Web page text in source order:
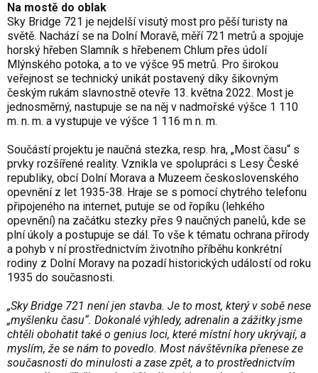
Na mostě do oblak
Sky Bridge 721 je nejdelší visutý most pro pěší turisty na
světě. Nachází se na Dolní Moravě, měří 721 metrů a spojuje
horský hřeben Slamník s hřebenem Chlum přes údolí
Mlýnského potoka, a to ve výšce 95 metrů. Pro širokou
veřejnost se technický unikát postavený díky šikovným
českým rukám slavnostně otevře 13. května 2022. Most je
jednosměrný, nastupuje se na něj v nadmořské výšce 1 110
m. n. m. a vystupuje ve výšce 1 116 m n. m.
Součástí projektu je naučná stezka, resp. hra, „Most času“ s
prvky rozšířené reality. Vznikla ve spolupráci s Lesy České
republiky, obcí Dolní Morava a Muzeem československého
opevnění z let 1935-38. Hraje se s pomocí chytrého telefonu
připojeného na internet, putuje se od řopíku (lehkého
opevnění) na začátku stezky přes 9 naučných panelů, kde se
plní úkoly a postupuje se dál. To vše k tématu ochrana přírody
a pohyb v ní prostřednictvím životního příběhu konkrétní
rodiny z Dolní Moravy na pozadí historických událostí od roku
1935 do současnosti.
„Sky Bridge 721 není jen stavba. Je to most, který v sobě nese
„myšlenku času“. Dokonalé výhledy, adrenalin a zážitky jsme
chtěli obohatit také o genius loci, které místní hory ukrývají, a
myslím, že se nám to povedlo. Most návštěvníka přenese ze
současnosti do minulosti a zase zpět, a to prostřednictvím